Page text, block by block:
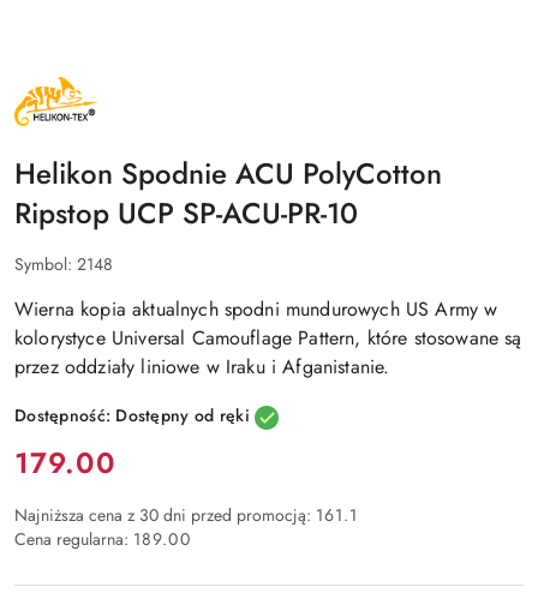
NAZWA
PRODUCENTA:
HELIKON
Helikon Spodnie ACU PolyCotton
Ripstop UCP SP-ACU-PR-10
Symbol: 2148
Wierna kopia aktualnych spodni mundurowych US Army w
kolorystyce Universal Camouflage Pattern, które stosowane są
przez oddziały liniowe w Iraku i Afganistanie.
Dostępność: Dostępny od ręki
Cena:
179.00
Najniższa cena z 30 dni przed promocją: 161.1
Cena regularna: 189.00